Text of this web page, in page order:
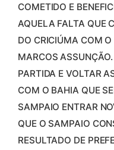
COMETIDO E
AQUELA FALTA QUE
DO CRICIÚMA COM
MARCOS
PARTIDA E VOLTAR
COM O BAHIA QUE
SAMPAIO ENTRAR
QUE O SAMPAIO
RESULTADO DE